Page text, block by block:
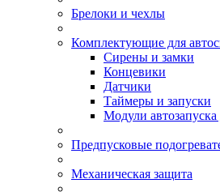
Брелоки и чехлы
Комплектующие для
Сирены и замки
Концевики
Датчики
Таймеры и запуски
Модули автозапуска
Предпусковые
Механическая защита